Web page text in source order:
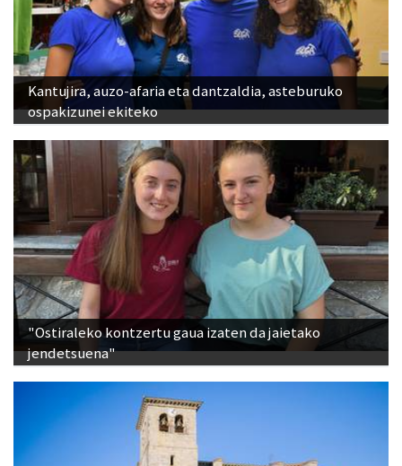
Kantujira, auzo-afaria eta dantzaldia, asteburuko
ospakizunei ekiteko
"Ostiraleko kontzertu gaua izaten da jaietako
jendetsuena"